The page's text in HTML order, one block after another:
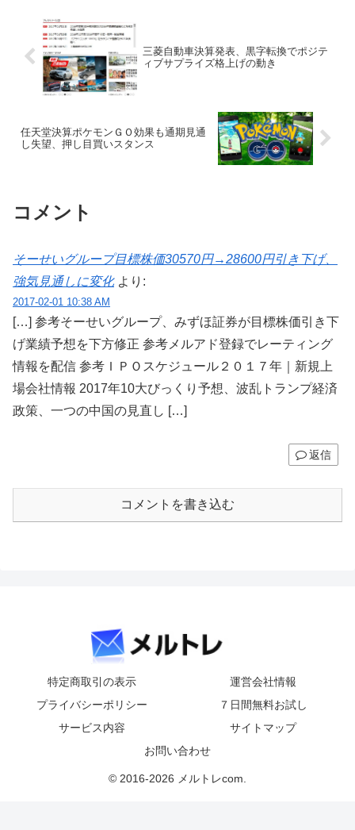
三菱自動車決算発表、黒字転換でポジテ
ィブサプライズ格上げの動き
任天堂決算ポケモンＧＯ効果も通期見通
し失望、押し目買いスタンス
コメント
そーせいグループ目標株価30570円→28600円引き下げ、
強気見通しに変化 より:
2017-02-01 10:38 AM
[…] 参考そーせいグループ、みずほ証券が目標株価引き下
げ業績予想を下方修正 参考メルアド登録でレーティング
情報を配信 参考ＩＰＯスケジュール２０１７年｜新規上
場会社情報 2017年10大びっくり予想、波乱トランプ経済
政策、一つの中国の見直し […]
返信
コメントを書き込む
特定商取引の表示
運営会社情報
プライバシーポリシー
７日間無料お試し
サービス内容
サイトマップ
お問い合わせ
© 2016-2026 メルトレcom.